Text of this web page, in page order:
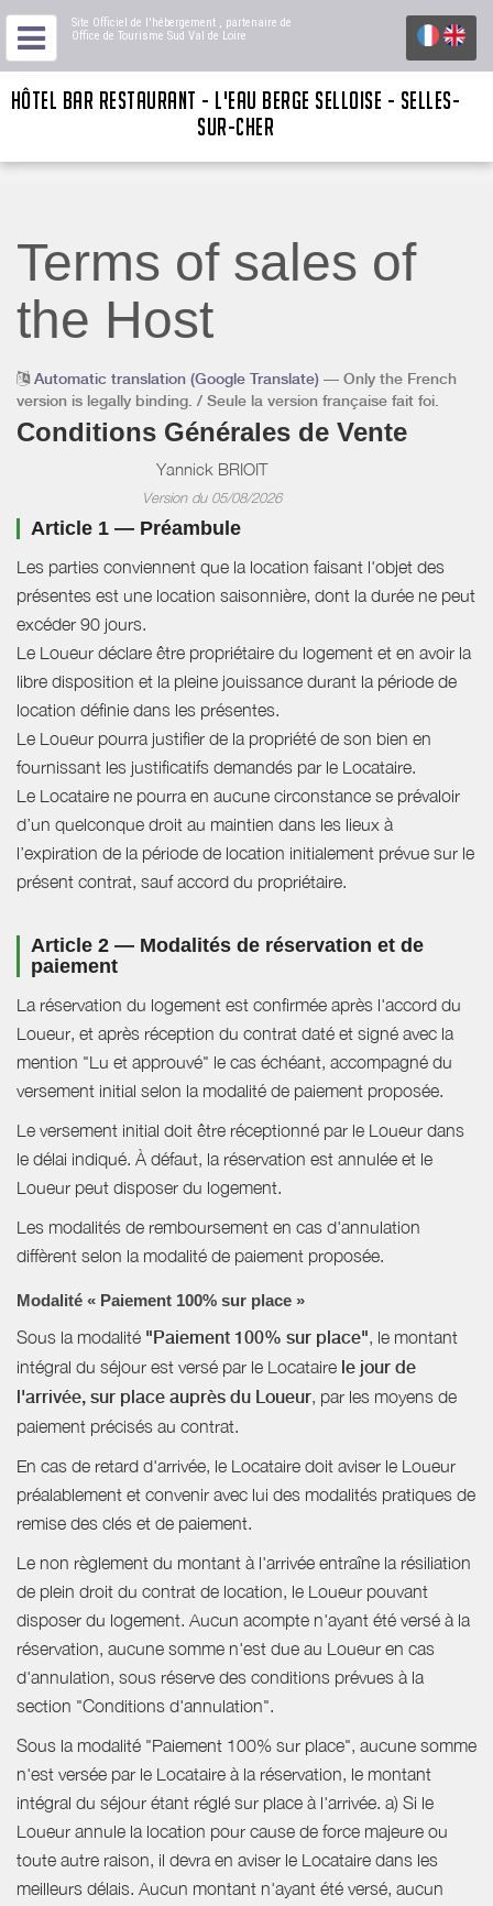
Site Officiel de l'hébergement , partenaire de
Office de Tourisme Sud Val de Loire
HÔTEL BAR RESTAURANT - L'EAU BERGE SELLOISE - SELLES-
SUR-CHER
Terms of sales of
the Host
Automatic translation (Google Translate) — Only the French
version is legally binding. / Seule la version française fait foi.
Conditions Générales de Vente
Yannick BRIOIT
Version du 05/08/2026
Article 1 — Préambule
Les parties conviennent que la location faisant l'objet des
présentes est une location saisonnière, dont la durée ne peut
excéder 90 jours.
Le Loueur déclare être propriétaire du logement et en avoir la
libre disposition et la pleine jouissance durant la période de
location définie dans les présentes.
Le Loueur pourra justifier de la propriété de son bien en
fournissant les justificatifs demandés par le Locataire.
Le Locataire ne pourra en aucune circonstance se prévaloir
d’un quelconque droit au maintien dans les lieux à
l’expiration de la période de location initialement prévue sur le
présent contrat, sauf accord du propriétaire.
Article 2 — Modalités de réservation et de
paiement
La réservation du logement est confirmée après l'accord du
Loueur, et après réception du contrat daté et signé avec la
mention "Lu et approuvé" le cas échéant, accompagné du
versement initial selon la modalité de paiement proposée.
Le versement initial doit être réceptionné par le Loueur dans
le délai indiqué. À défaut, la réservation est annulée et le
Loueur peut disposer du logement.
Les modalités de remboursement en cas d'annulation
diffèrent selon la modalité de paiement proposée.
Modalité « Paiement 100% sur place »
Sous la modalité "Paiement 100% sur place", le montant
intégral du séjour est versé par le Locataire le jour de
l'arrivée, sur place auprès du Loueur, par les moyens de
paiement précisés au contrat.
En cas de retard d'arrivée, le Locataire doit aviser le Loueur
préalablement et convenir avec lui des modalités pratiques de
remise des clés et de paiement.
Le non règlement du montant à l'arrivée entraîne la résiliation
de plein droit du contrat de location, le Loueur pouvant
disposer du logement. Aucun acompte n'ayant été versé à la
réservation, aucune somme n'est due au Loueur en cas
d'annulation, sous réserve des conditions prévues à la
section "Conditions d'annulation".
Sous la modalité "Paiement 100% sur place", aucune somme
n'est versée par le Locataire à la réservation, le montant
intégral du séjour étant réglé sur place à l'arrivée. a) Si le
Loueur annule la location pour cause de force majeure ou
toute autre raison, il devra en aviser le Locataire dans les
meilleurs délais. Aucun montant n'ayant été versé, aucun